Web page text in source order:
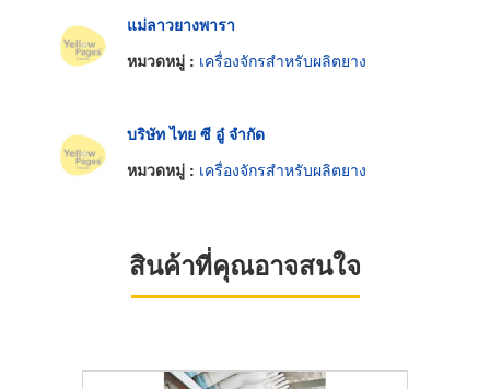
แม่ลาวยางพารา
หมวดหมู่ : เครื่องจักรสำหรับผลิตยาง
บริษัท ไทย ซี อู๋ จำกัด
หมวดหมู่ : เครื่องจักรสำหรับผลิตยาง
สินค้าที่คุณอาจสนใจ